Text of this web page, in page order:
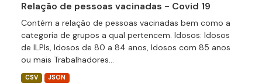
Relação de pessoas vacinadas - Covid 19
Contém a relação de pessoas vacinadas bem como a
categoria de grupos a qual pertencem. Idosos: Idosos
de ILPIs, Idosos de 80 a 84 anos, Idosos com 85 anos
ou mais Trabalhadores...
CSV JSON